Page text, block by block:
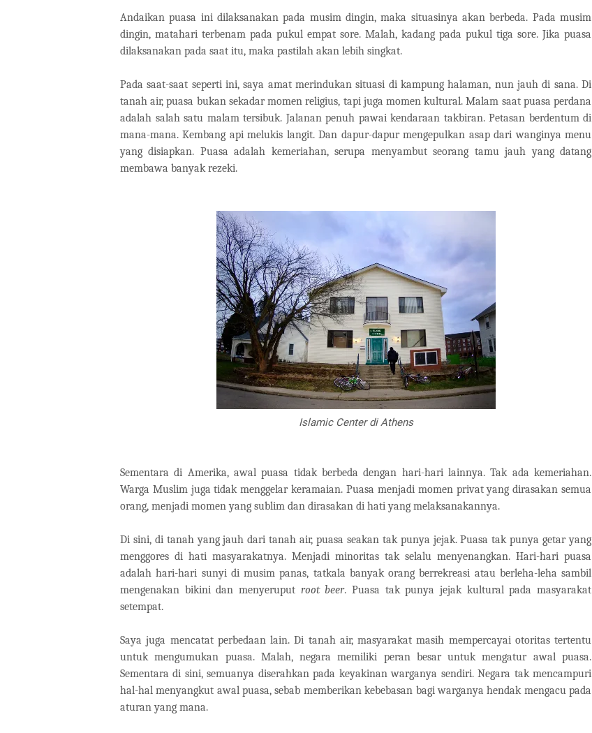
Andaikan puasa ini dilaksanakan pada musim dingin, maka situasinya akan berbeda. Pada musim
dingin, matahari terbenam pada pukul empat sore. Malah, kadang pada pukul tiga sore. Jika puasa
dilaksanakan pada saat itu, maka pastilah akan lebih singkat.
Pada saat-saat seperti ini, saya amat merindukan situasi di kampung halaman, nun jauh di sana. Di
tanah air, puasa bukan sekadar momen religius, tapi juga momen kultural. Malam saat puasa perdana
adalah salah satu malam tersibuk. Jalanan penuh pawai kendaraan takbiran. Petasan berdentum di
mana-mana. Kembang api melukis langit. Dan dapur-dapur mengepulkan asap dari wanginya menu
yang disiapkan. Puasa adalah kemeriahan, serupa menyambut seorang tamu jauh yang datang
membawa banyak rezeki.
Islamic Center di Athens
Sementara di Amerika, awal puasa tidak berbeda dengan hari-hari lainnya. Tak ada kemeriahan.
Warga Muslim juga tidak menggelar keramaian. Puasa menjadi momen privat yang dirasakan semua
orang, menjadi momen yang sublim dan dirasakan di hati yang melaksanakannya.
Di sini, di tanah yang jauh dari tanah air, puasa seakan tak punya jejak. Puasa tak punya getar yang
menggores di hati masyarakatnya. Menjadi minoritas tak selalu menyenangkan. Hari-hari puasa
adalah hari-hari sunyi di musim panas, tatkala banyak orang berrekreasi atau berleha-leha sambil
mengenakan bikini dan menyeruput root beer. Puasa tak punya jejak kultural pada masyarakat
setempat.
Saya juga mencatat perbedaan lain. Di tanah air, masyarakat masih mempercayai otoritas tertentu
untuk mengumukan puasa. Malah, negara memiliki peran besar untuk mengatur awal puasa.
Sementara di sini, semuanya diserahkan pada keyakinan warganya sendiri. Negara tak mencampuri
hal-hal menyangkut awal puasa, sebab memberikan kebebasan bagi warganya hendak mengacu pada
aturan yang mana.